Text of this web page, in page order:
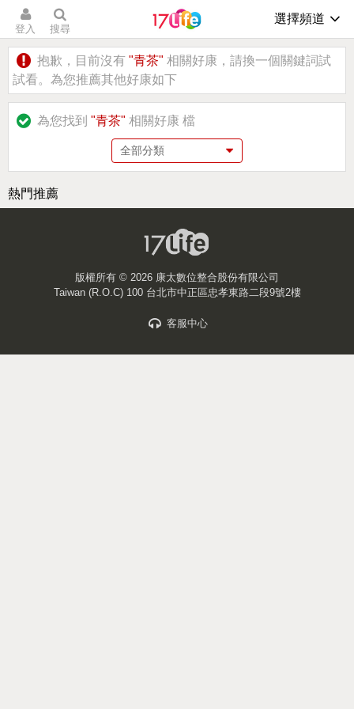
登入 搜尋
選擇頻道
抱歉，目前沒有 "青茶"相關好康，請換一個關鍵詞試
試看。為您推薦其他好康如下
為您找到 "青茶"相關好康檔
熱門推薦
版權所有 © 2026 康太數位整合股份有限公司
Taiwan (R.O.C) 100 台北市中正區忠孝東路二段9號2樓
客服中心